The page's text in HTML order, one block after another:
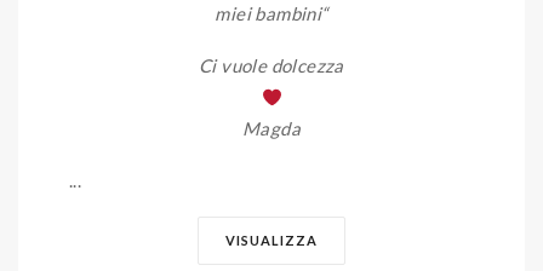
miei bambini“
Ci vuole dolcezza
Magda
...
VISUALIZZA